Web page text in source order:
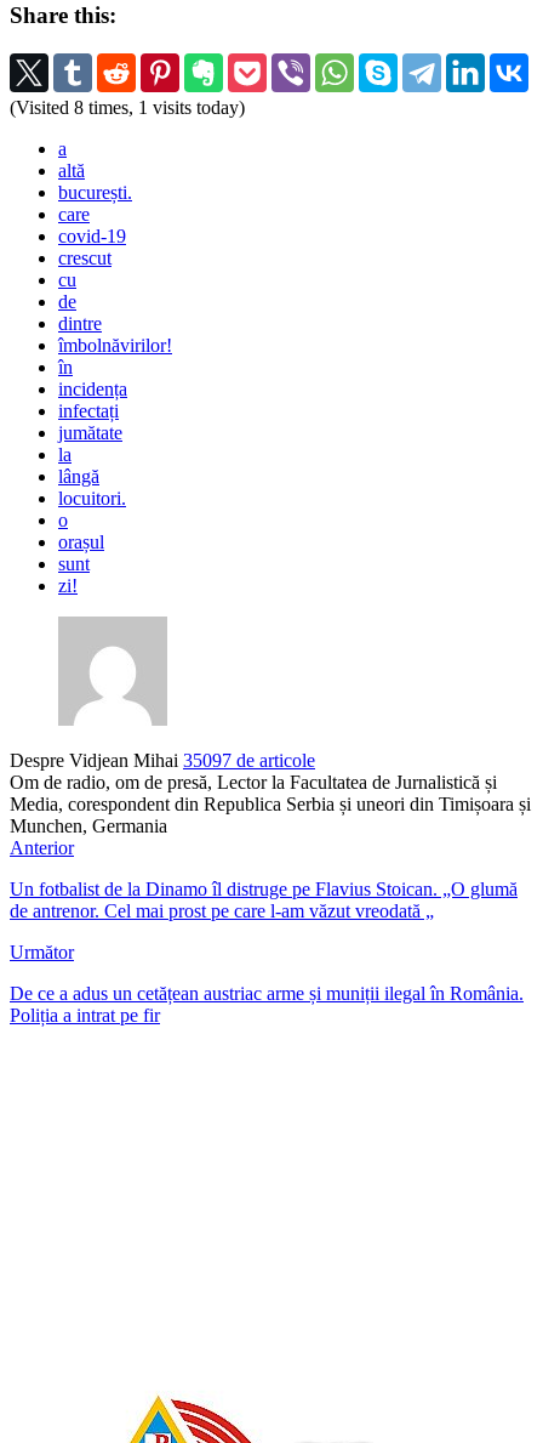
Share this:
(Visited 8 times, 1 visits today)
a
altă
bucurești.
care
covid-19
crescut
cu
de
dintre
îmbolnăvirilor!
în
incidența
infectați
jumătate
la
lângă
locuitori.
o
orașul
sunt
zi!
Despre Vidjean Mihai 35097 de articole
Om de radio, om de presă, Lector la Facultatea de Jurnalistică și
Media, corespondent din Republica Serbia și uneori din Timișoara și
Munchen, Germania
Anterior
Un fotbalist de la Dinamo îl distruge pe Flavius Stoican. „O glumă
de antrenor. Cel mai prost pe care l-am văzut vreodată „
Următor
De ce a adus un cetățean austriac arme și muniții ilegal în România.
Poliția a intrat pe fir